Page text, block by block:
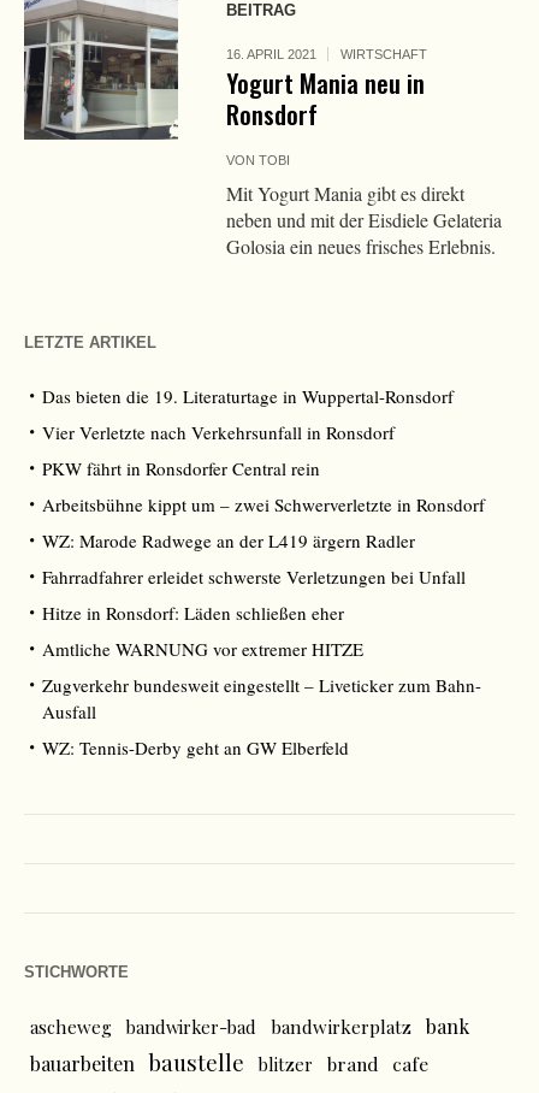
BEITRAG
16. APRIL 2021 WIRTSCHAFT
Yogurt Mania neu in
Ronsdorf
VONTOBI
Mit Yogurt Mania gibt es direkt
neben und mit der Eisdiele Gelateria
Golosia ein neues frisches Erlebnis.
LETZTE ARTIKEL
Das bieten die 19. Literaturtage in Wuppertal-Ronsdorf
Vier Verletzte nach Verkehrsunfall in Ronsdorf
PKW fährt in Ronsdorfer Central rein
Arbeitsbühne kippt um – zwei Schwerverletzte in Ronsdorf
WZ: Marode Radwege an der L419 ärgern Radler
Fahrradfahrer erleidet schwerste Verletzungen bei Unfall
Hitze in Ronsdorf: Läden schließen eher
Amtliche WARNUNG vor extremer HITZE
Zugverkehr bundesweit eingestellt – Liveticker zum Bahn-
Ausfall
WZ: Tennis-Derby geht an GW Elberfeld
STICHWORTE
ascheweg bandwirker-bad bandwirkerplatz bank
bauarbeiten baustelle blitzer brand
cafe